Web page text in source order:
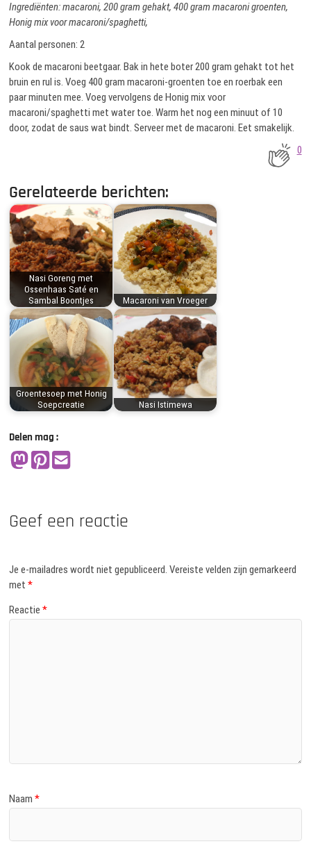
Ingrediënten: macaroni, 200 gram gehakt, 400 gram macaroni groenten,
Honig mix voor macaroni/spaghetti,
Aantal personen: 2
Kook de macaroni beetgaar. Bak in hete boter 200 gram gehakt tot het
bruin en rul is. Voeg 400 gram macaroni-groenten toe en roerbak een
paar minuten mee. Voeg vervolgens de Honig mix voor
macaroni/spaghetti met water toe. Warm het nog een minuut of 10
door, zodat de saus wat bindt. Serveer met de macaroni. Eet smakelijk.
0
Gerelateerde berichten:
Nasi Goreng met
Ossenhaas Saté en
Sambal Boontjes
Macaroni van Vroeger
Groentesoep met Honig
Soepcreatie
Nasi Istimewa
Delen mag :
Geef een reactie
Je e-mailadres wordt niet gepubliceerd. Vereiste velden zijn gemarkeerd
met*
Reactie*
Naam*